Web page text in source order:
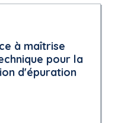
à maîtrise
pour la
d'épuration